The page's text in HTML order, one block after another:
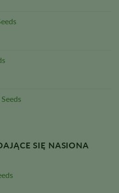
SIĘ NASIONA